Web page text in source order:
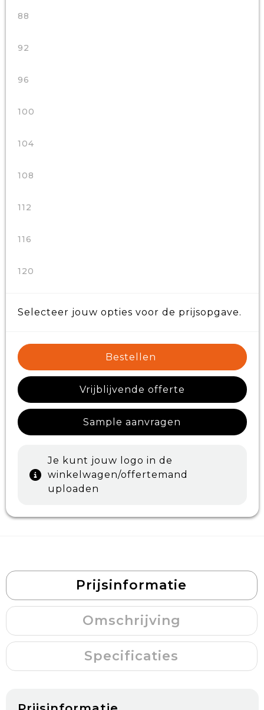
88
92
96
100
104
108
112
116
120
Selecteer jouw opties voor de prijsopgave.
Bestellen
Vrijblijvende offerte
Sample aanvragen
Je kunt jouw logo in de
winkelwagen/offertemand
uploaden
Prijsinformatie
Omschrijving
Specificaties